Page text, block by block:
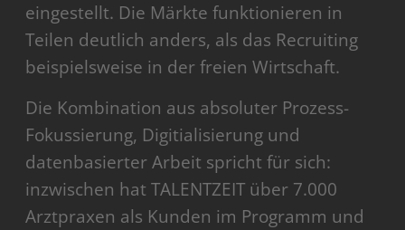
eingestellt. Die Märkte funktionieren in
Teilen deutlich anders, als das Recruiting
beispielsweise in der freien Wirtschaft.
Die Kombination aus absoluter Prozess-
Fokussierung, Digitialisierung und
datenbasierter Arbeit spricht für sich:
inzwischen hat TALENTZEIT über 7.000
Arztpraxen als Kunden im Programm und